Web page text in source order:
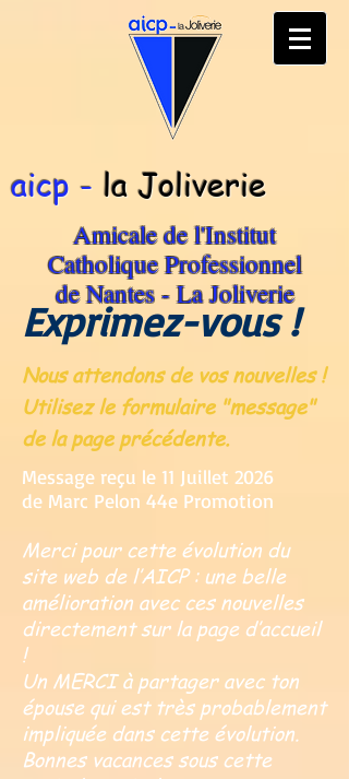
aicp - la Joliverie
Amicale de l'Institut
Catholique Professionnel
de Nantes - La Joliverie
Exprimez-vous !
Nous attendons de vos nouvelles !
Utilisez le formulaire "message"
de la page précédente.
Message reçu le 11 Juillet 2026
de Marc Pelon 44e Promotion
Merci pour cette évolution du
site web de l’AICP : une belle
amélioration avec ces nouvelles
directement sur la page d’accueil
!
Un MERCI à partager avec ton
épouse qui est très probablement
impliquée dans cette évolution.
Bonnes vacances sous cette